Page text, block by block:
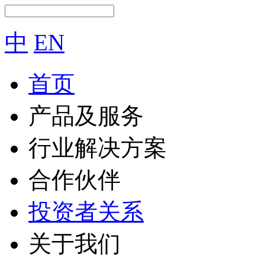
中 EN
首页
产品及服务
行业解决方案
合作伙伴
投资者关系
关于我们